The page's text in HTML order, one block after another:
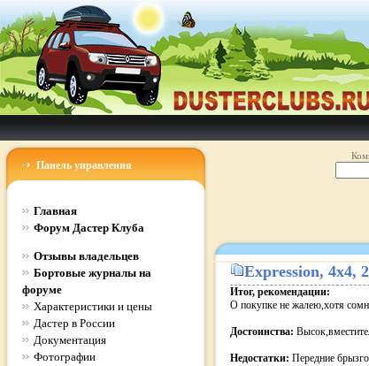
Панель управления
Главная
Форум Дастер Клуба
Отзывы владельцев
Бортовые журналы на
форуме
Характеристики и цены
Дастер в России
Документация
Фотографии
Expression, 4x4,
Итог, рекомендации:
О покупке не жалею,хотя
Достоинства:
Недостатки: Передние